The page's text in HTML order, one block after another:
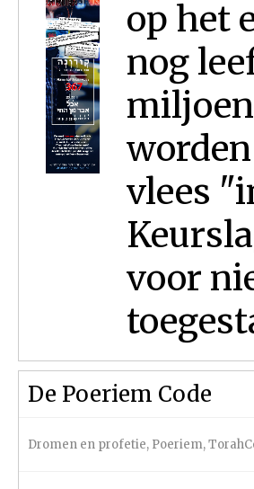
op het
nog
vlees
voor
De Poeriem Code
Dromen en profetie, Poeriem,